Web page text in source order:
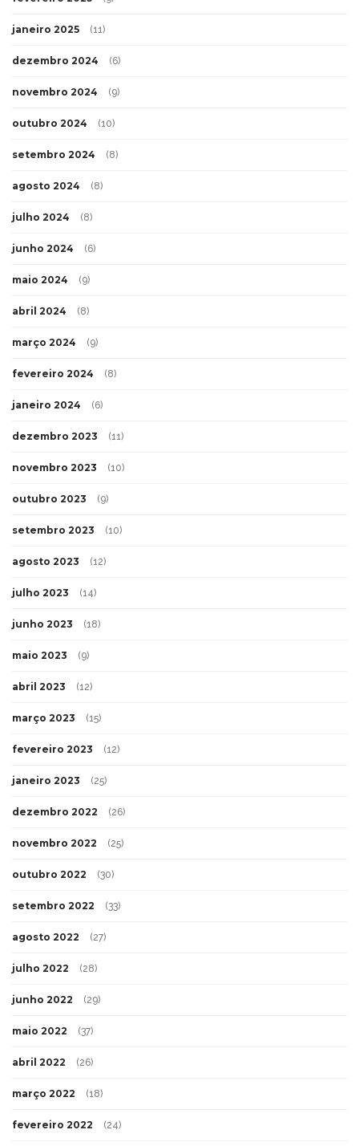
janeiro 2025 (11)
dezembro 2024 (6)
novembro 2024 (9)
outubro 2024 (10)
setembro 2024 (8)
agosto 2024 (8)
julho 2024 (8)
junho 2024 (6)
maio 2024 (9)
abril 2024 (8)
março 2024 (9)
fevereiro 2024 (8)
janeiro 2024 (6)
dezembro 2023 (11)
novembro 2023 (10)
outubro 2023 (9)
setembro 2023 (10)
agosto 2023 (12)
julho 2023 (14)
junho 2023 (18)
maio 2023 (9)
abril 2023 (12)
março 2023 (15)
fevereiro 2023 (12)
janeiro 2023 (25)
dezembro 2022 (26)
novembro 2022 (25)
outubro 2022 (30)
setembro 2022 (33)
agosto 2022 (27)
julho 2022 (28)
junho 2022 (29)
maio 2022 (37)
abril 2022 (26)
março 2022 (18)
fevereiro 2022 (24)